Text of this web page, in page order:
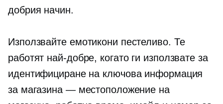
добрия начин.
Използвайте емотикони пестеливо. Те
работят най-добре, когато ги използвате за
идентифициране на ключова информация
за магазина — местоположение на